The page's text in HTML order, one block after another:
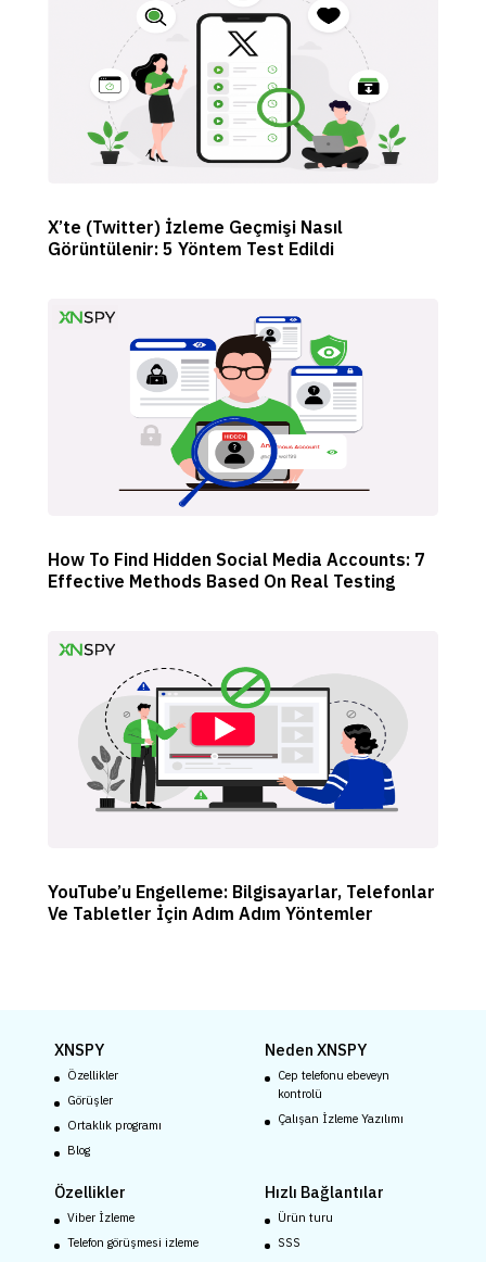
X’te (Twitter) İzleme Geçmişi Nasıl
Görüntülenir: 5 Yöntem Test Edildi
How To Find Hidden Social Media Accounts: 7
Effective Methods Based On Real Testing
YouTube’u Engelleme: Bilgisayarlar, Telefonlar
Ve Tabletler İçin Adım Adım Yöntemler
XNSPY
Özellikler
Görüşler
Ortaklık programı
Blog
Neden XNSPY
Cep telefonu ebeveyn
kontrolü
Çalışan İzleme Yazılımı
Özellikler
Viber İzleme
Telefon görüşmesi izleme
Hızlı Bağlantılar
Ürün turu
SSS